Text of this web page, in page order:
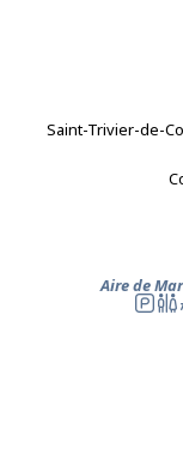
Saint-Trivier-de-
Aire de